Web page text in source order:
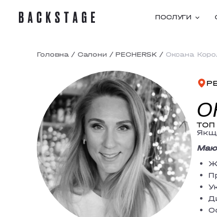
ПОСЛУГИ
Головна / Салони / PECHERSK / Оксана
ТОП
Маю